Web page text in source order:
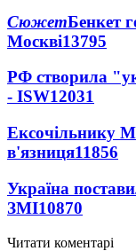
СюжетБенкет
Москві13795
РФ створила
- ISW12031
Ексочільнику
в'язниця11856
Україна
ЗМІ10870
Читати коментарі